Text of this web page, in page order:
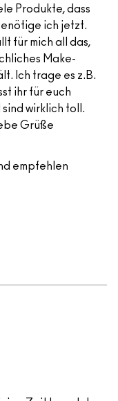
Produkte, dass
ich jetzt.
für mich all das,
Make-
Ich trage es z.B.
ihr für euch
wirklich toll.
Grüße
empfehlen